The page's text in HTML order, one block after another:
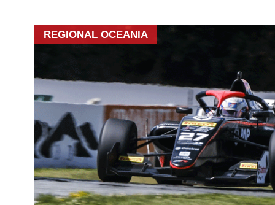
REGIONAL OCEANIA